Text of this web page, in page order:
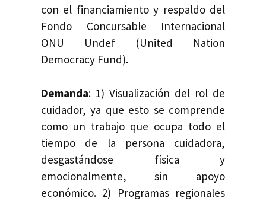
con el financiamiento y respaldo del
Fondo Concursable Internacional
ONU Undef (United Nation
Democracy Fund).
Demanda: 1) Visualización del rol de
cuidador, ya que esto se comprende
como un trabajo que ocupa todo el
tiempo de la persona cuidadora,
desgastándose física y
emocionalmente, sin apoyo
económico. 2) Programas regionales